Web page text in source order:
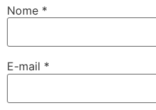
Nome *
E-mail *